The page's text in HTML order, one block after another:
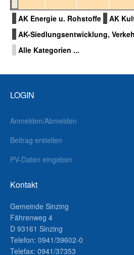
AK Energie u. Rohstoffe
AK
AK-Siedlungsentwicklung,
Alle Kategorien ...
LOGIN
Anmelden/Abmelden
Beitrag erstellen
PV-Daten eingeben
Kontakt
Gemeinde Sinzing
Fährenweg 4
D 93161 Sinzing
Telefon: 0941/39602-0
Telefax: 0941/37353